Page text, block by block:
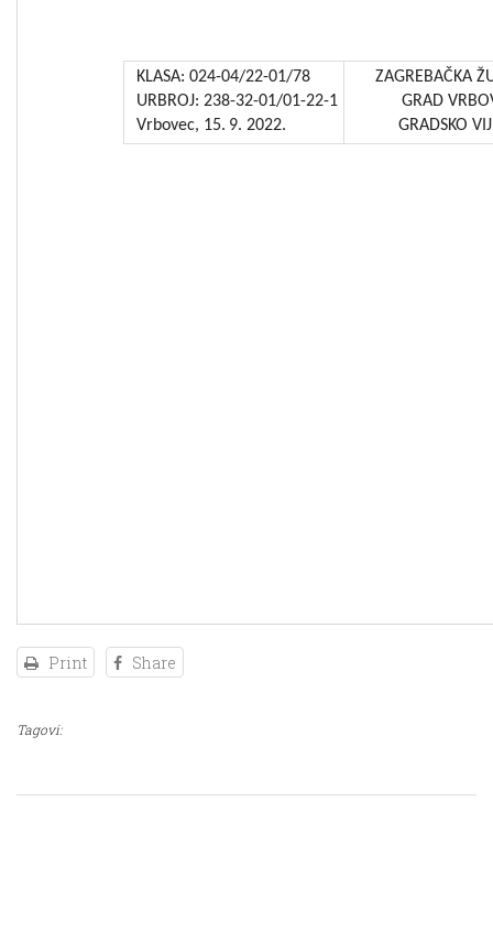
KLASA: 024-04/22-01/78
URBROJ: 238-32-01/01-22-1
Vrbovec, 15. 9. 2022.
ZAGREBAČKA
GRAD
GRADSKO
Print Share
Tagovi: